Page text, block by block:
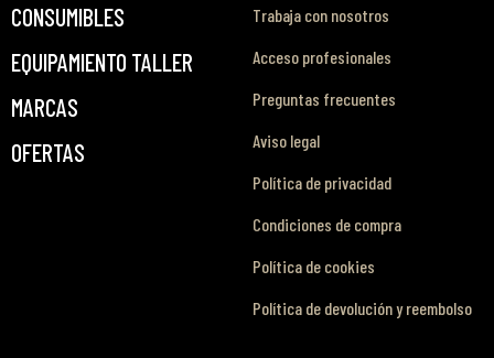
CONSUMIBLES
EQUIPAMIENTO TALLER
MARCAS
OFERTAS
Trabaja con nosotros
Acceso profesionales
Preguntas frecuentes
Aviso legal
Política de privacidad
Condiciones de compra
Política de cookies
Política de devolución y reembolso